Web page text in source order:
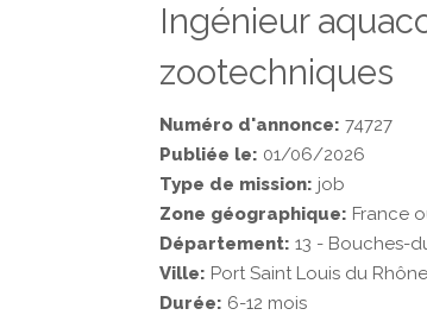
Ingénieur
zootechniques
Numéro d'annonce: 74727
Publiée le: 01/06/2026
Type de mission: job
Zone géographique: France
Département: 13 - Bouches-
Ville: Port Saint Louis du Rhône
Durée: 6-12 mois